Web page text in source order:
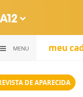
MENU meu
DE APARECIDA